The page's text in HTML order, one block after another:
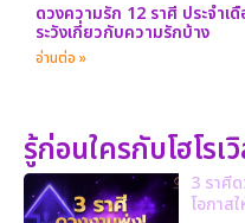
ดวงความรัก 12 ราศี ประจำเ
ระวังเกี่ยวกับความรักบ้าง
อ่านต่อ »
รู้ก่อนใครกับโฮโรเ
3 ราศี
โอกาส